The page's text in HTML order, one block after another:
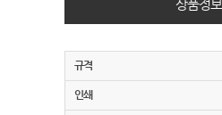
상품정보
규격
인쇄